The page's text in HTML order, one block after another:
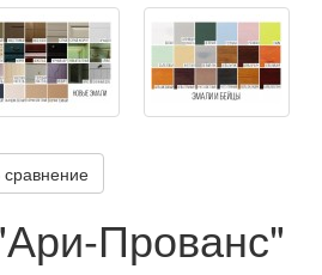
сравнение
Прованс"